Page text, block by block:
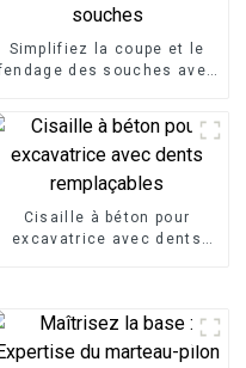
Simplifiez la coupe et le
des souches avec
d'excavatrice conçu pour
une élimination puissante
et efficace des souches
Cisaille à béton pour
excavatrice avec dents